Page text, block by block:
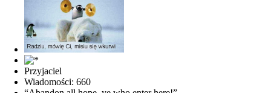
Przyjaciel
Wiadomości: 660